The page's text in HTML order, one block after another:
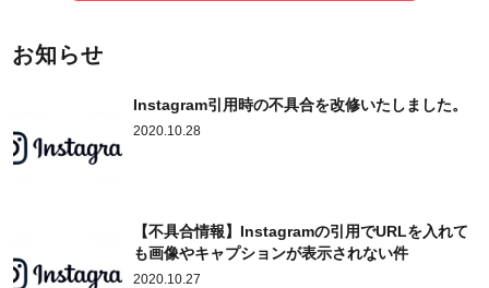
お知らせ
Instagram引用時の不具合を改修いたしました。
2020.10.28
【不具合情報】Instagramの引用でURLを入れて
も画像やキャプションが表示されない件
2020.10.27